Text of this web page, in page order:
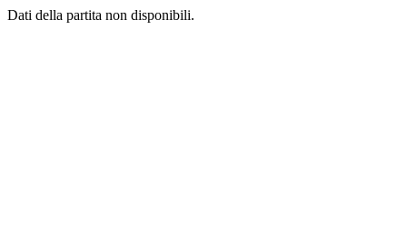
Dati della partita non disponibili.